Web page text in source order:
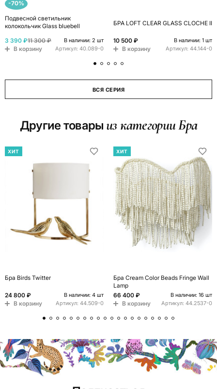
-70%
Подвесной светильник
колокольчик Glass bluebell
3 390 ₽11 300 ₽ В наличии: 2 шт
В корзину Артикул: 40.089-0
БРА LOFT CLEAR GLASS CLOCHE II
10 500 ₽ В наличии: 1 шт
В корзину Артикул: 44.144-0
ВСЯ СЕРИЯ
Другие товары из категории Бра
ХИТ
Бра Birds Twitter
24 800 ₽ В наличии: 4 шт
В корзину Артикул: 44.509-0
ХИТ
Бра Cream Color Beads Fringe Wall
Lamp
66 400 ₽
В наличии: 16 шт
В корзину Артикул: 44.2537-0